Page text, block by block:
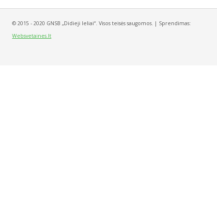
© 2015 - 2020 GNSB „Didieji leliai“. Visos teisės saugomos. | Sprendimas:
Websvetaines.lt